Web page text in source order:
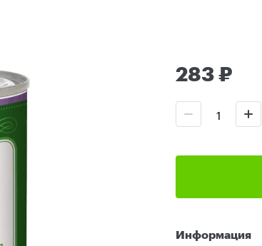
283 ₽
Информация